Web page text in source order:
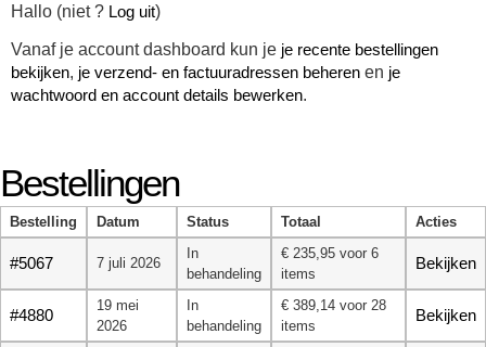
Hallo (niet? Log uit)
Vanaf je account dashboard kun je je recente bestellingen
bekijken, je verzend- en factuuradressen beheren en je
wachtwoord en account details bewerken.
Bestellingen
Bestelling Datum Status Totaal Acties
#5067 7 juli 2026
In
behandeling
€ 235,95 voor 6
items
Bekijken
#4880
19 mei
2026
In
behandeling
€ 389,14 voor 28
items
Bekijken